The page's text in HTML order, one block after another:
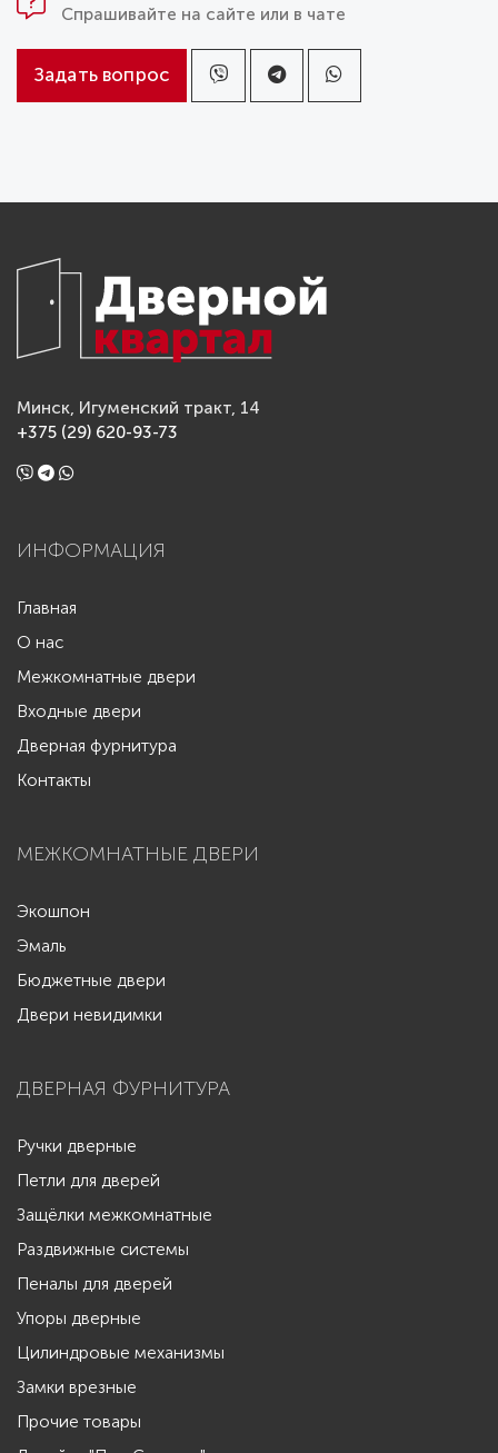
Спрашивайте на сайте или в чате
Задать вопрос
Минск, Игуменский тракт, 14
+375 (29) 620-93-73
ИНФОРМАЦИЯ
Главная
О нас
Межкомнатные двери
Входные двери
Дверная фурнитура
Контакты
МЕЖКОМНАТНЫЕ ДВЕРИ
Экошпон
Эмаль
Бюджетные двери
Двери невидимки
ДВЕРНАЯ ФУРНИТУРА
Ручки дверные
Петли для дверей
Защёлки межкомнатные
Раздвижные системы
Пеналы для дверей
Упоры дверные
Цилиндровые механизмы
Замки врезные
Прочие товары